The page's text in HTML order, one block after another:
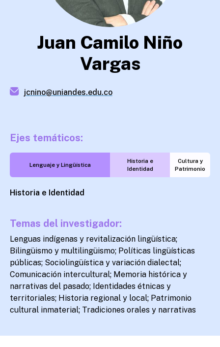
Juan Camilo Niño
Vargas
jcnino@uniandes.edu.co
Ejes temáticos:
Lenguaje y Lingüística
Historia e
Identidad
Cultura y
Patrimonio
Historia e Identidad
Temas del investigador:
Lenguas indígenas y revitalización lingüística;
Bilingüismo y multilingüismo; Políticas lingüísticas
públicas; Sociolingüística y variación dialectal;
Comunicación intercultural; Memoria histórica y
narrativas del pasado; Identidades étnicas y
territoriales; Historia regional y local; Patrimonio
cultural inmaterial; Tradiciones orales y narrativas